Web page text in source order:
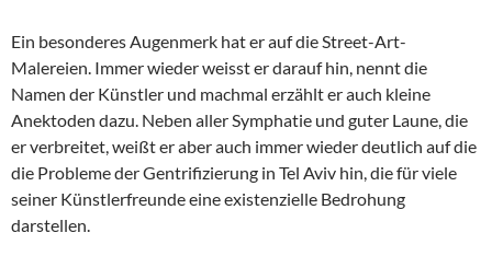
Ein besonderes Augenmerk hat er auf die Street-Art-
Malereien. Immer wieder weisst er darauf hin, nennt die
Namen der Künstler und machmal erzählt er auch kleine
Anektoden dazu. Neben aller Symphatie und guter Laune, die
er verbreitet, weißt er aber auch immer wieder deutlich auf die
die Probleme der Gentrifizierung in Tel Aviv hin, die für viele
seiner Künstlerfreunde eine existenzielle Bedrohung
darstellen.